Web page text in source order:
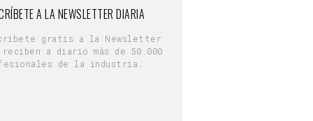
A LA NEWSLETTER DIARIA
gratis a la Newsletter
reciben a diario más de 50.000
de la industria.